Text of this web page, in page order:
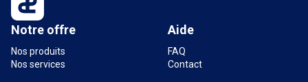
Notre offre
Nos produits
Nos services
Aide
FAQ
Contact